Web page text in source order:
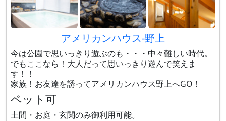
アメリカンハウス-野上
今は公園で思いっきり遊ぶのも・・・中々難しい時代。
でもここなら！大人だって思いっきり遊んで笑えま
す！！
家族！お友達を誘ってアメリカンハウス野上へGO！
ペット可
土間・お庭・玄関のみ御利用可能。